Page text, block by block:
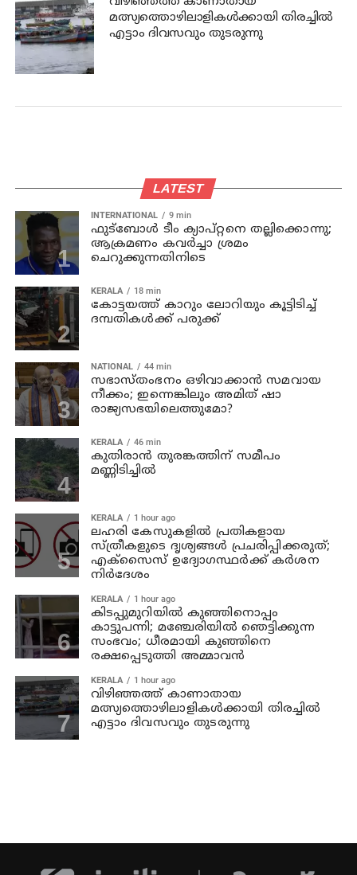
മത്സ്യത്തൊഴിലാളികൾക്കായി തിരച്ചിൽ
എട്ടാം ദിവസവും തുടരുന്നു
LATEST
INTERNATIONAL 9 min
ഫുട്ബോൾ ടീം ക്യാപ്റ്റനെ തല്ലിക്കൊന്നു;
ആക്രമണം കവർച്ചാ ശ്രമം
ചെറുക്കുന്നതിനിടെ
KERALA 18 min
കോട്ടയത്ത് കാറും ലോറിയും കൂട്ടിടിച്ച്
ദമ്പതികള്‍ക്ക് പരുക്ക്
NATIONAL 44 min
സഭാസ്തംഭനം ഒഴിവാക്കാൻ സമവായ
നീക്കം; ഇന്നെങ്കിലും അമിത് ഷാ
രാജ്യസഭയിലെത്തുമോ?
KERALA 46 min
കുതിരാൻ തുരങ്കത്തിന് സമീപം
മണ്ണിടിച്ചിൽ
KERALA 1 hour ago
ലഹരി കേസുകളിൽ പ്രതികളായ
സ്ത്രീകളുടെ ദൃശ്യങ്ങൾ പ്രചരിപ്പിക്കരുത്;
എക്സൈസ് ഉദ്യോഗസ്ഥർക്ക് കർശന
നിർദേശം
KERALA 1 hour ago
കിടപ്പുമുറിയിൽ കുഞ്ഞിനൊപ്പം
കാട്ടുപന്നി; മഞ്ചേരിയിൽ ഞെട്ടിക്കുന്ന
സംഭവം; ധീരമായി കുഞ്ഞിനെ
രക്ഷപ്പെടുത്തി അമ്മാവൻ
KERALA 1 hour ago
വിഴിഞ്ഞത്ത് കാണാതായ
മത്സ്യത്തൊഴിലാളികൾക്കായി തിരച്ചിൽ
എട്ടാം ദിവസവും തുടരുന്നു